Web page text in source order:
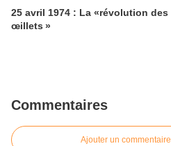
25 avril 1974 : La «révolution des
œillets »
Commentaires
Ajouter un commentaire